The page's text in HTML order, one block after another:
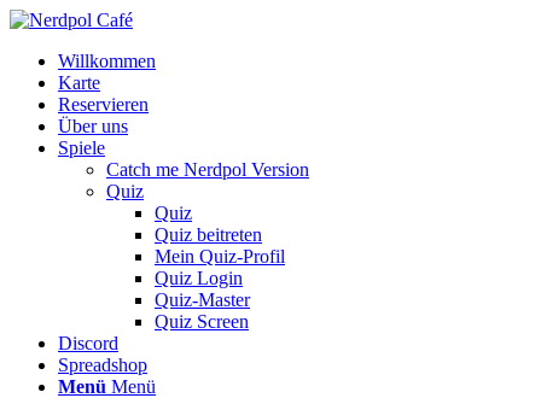
Willkommen
Karte
Reservieren
Über uns
Spiele
Catch me Nerdpol Version
Quiz
Quiz
Quiz beitreten
Mein Quiz-Profil
Quiz Login
Quiz-Master
Quiz Screen
Discord
Spreadshop
Menü Menü